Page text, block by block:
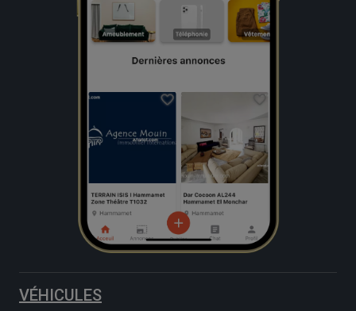
VÉHICULES